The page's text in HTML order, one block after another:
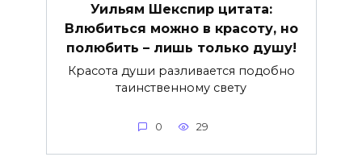
Уильям Шекспир цитата:
Влюбиться можно в красоту, но
полюбить – лишь только душу!
Красота души разливается подобно
таинственному свету
0 29